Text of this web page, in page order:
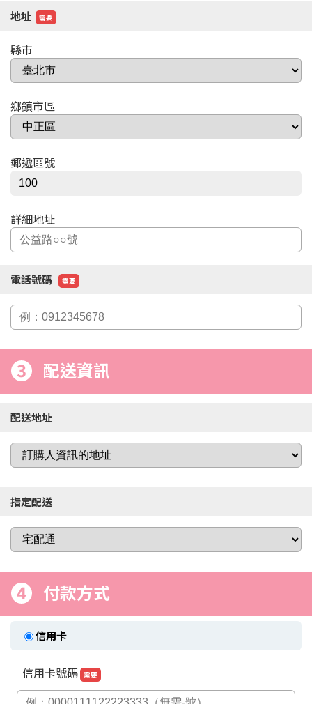
地址 需要
縣市
鄉鎮市區
郵遞區號
詳細地址
電話號碼 需要
3 配送資訊
配送地址
指定配送
4 付款方式
信用卡
信用卡號碼 需要